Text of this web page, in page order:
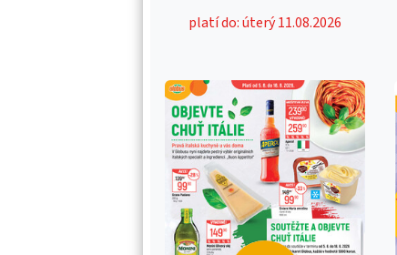
platí do: úterý 11.08.2026